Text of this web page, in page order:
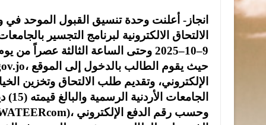
انجاز- أعلنت وحدة تنسيق القبول الموحد في
الالتحاق الالكترونية لبرنامج التجسير
9
–
10
–
2025 وحتى الساعة الثالثة عصراً من
jo، حيث يقوم الطالب بالدخول إلى الموقع
الإلكتروني، وتقديم طلب الالتحاق وتخزين
الجامعات الأردنية الرسمية والبالغ قيمته (
15
)
)، وحسب رقم الدفع الإلكتروني